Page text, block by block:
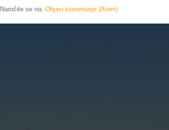
Naročite se na: Objavi komentarje (Atom)